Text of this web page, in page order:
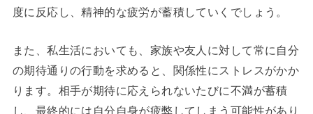
度に反応し、精神的な疲労が蓄積していくでしょう。
また、私生活においても、家族や友人に対して常に自分
の期待通りの行動を求めると、関係性にストレスがかか
ります。相手が期待に応えられないたびに不満が蓄積
し、最終的には自分自身が疲弊してしまう可能性があり